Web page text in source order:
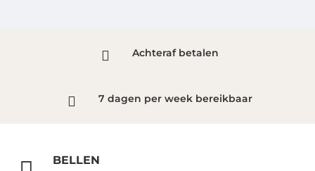
Achteraf betalen
7 dagen per week bereikbaar
BELLEN